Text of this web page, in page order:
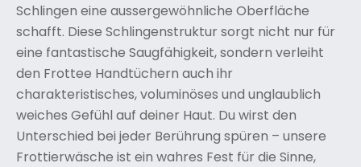
Schlingen eine aussergewöhnliche Oberfläche
schafft. Diese Schlingenstruktur sorgt nicht nur für
eine fantastische Saugfähigkeit, sondern verleiht
den Frottee Handtüchern auch ihr
charakteristisches, voluminöses und unglaublich
weiches Gefühl auf deiner Haut. Du wirst den
Unterschied bei jeder Berührung spüren – unsere
Frottierwäsche ist ein wahres Fest für die Sinne,